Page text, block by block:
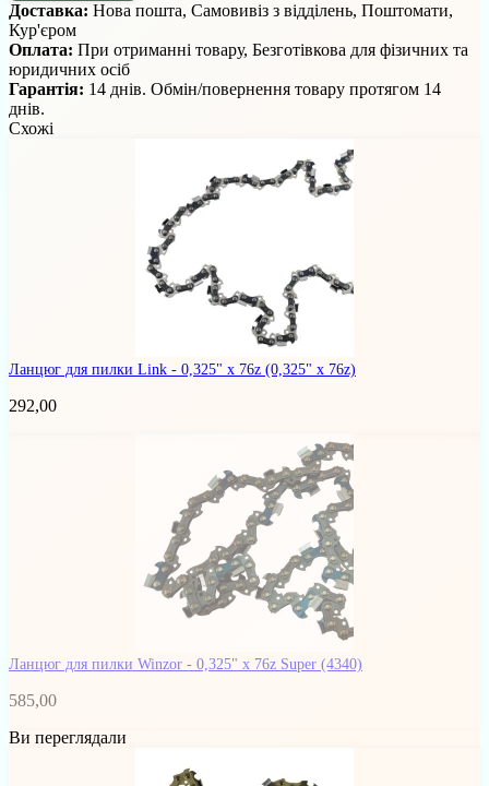
Доставка: Нова пошта, Самовивіз з відділень, Поштомати,
Кур'єром
Оплата: При отриманні товару, Безготівкова для фізичних та
юридичних осіб
Гарантія: 14 днів. Обмін/повернення товару протягом 14
днів.
Схожі
Ланцюг для пилки Link - 0,325" x 76z (0,325" x 76z)
292,00
Ланцюг для пилки Winzor - 0,325" x 76z Super (4340)
585,00
Ви переглядали